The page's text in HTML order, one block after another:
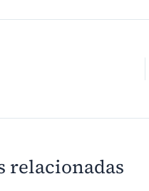
relacionadas